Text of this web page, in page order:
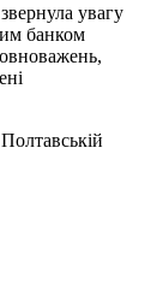
увагу
банком